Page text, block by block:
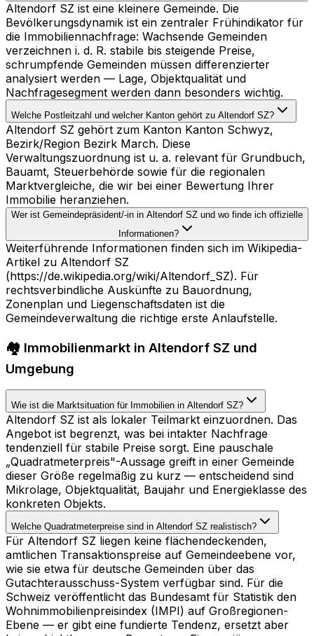
Altendorf SZ ist eine kleinere Gemeinde. Die
Bevölkerungsdynamik ist ein zentraler Frühindikator für
die Immobiliennachfrage: Wachsende Gemeinden
verzeichnen i. d. R. stabile bis steigende Preise,
schrumpfende Gemeinden müssen differenzierter
analysiert werden — Lage, Objektqualität und
Nachfragesegment werden dann besonders wichtig.
Welche Postleitzahl und welcher Kanton gehört zu Altendorf SZ?
Altendorf SZ gehört zum Kanton Kanton Schwyz,
Bezirk/Region Bezirk March. Diese
Verwaltungszuordnung ist u. a. relevant für Grundbuch,
Bauamt, Steuerbehörde sowie für die regionalen
Marktvergleiche, die wir bei einer Bewertung Ihrer
Immobilie heranziehen.
Wer ist Gemeindepräsident/-in in Altendorf SZ und wo finde ich offizielle
Informationen?
Weiterführende Informationen finden sich im Wikipedia-
Artikel zu Altendorf SZ
(https://de.wikipedia.org/wiki/Altendorf_SZ). Für
rechtsverbindliche Auskünfte zu Bauordnung,
Zonenplan und Liegenschaftsdaten ist die
Gemeindeverwaltung die richtige erste Anlaufstelle.
🏘️ Immobilienmarkt in Altendorf SZ und
Umgebung
Wie ist die Marktsituation für Immobilien in Altendorf SZ?
Altendorf SZ ist als lokaler Teilmarkt einzuordnen. Das
Angebot ist begrenzt, was bei intakter Nachfrage
tendenziell für stabile Preise sorgt. Eine pauschale
„Quadratmeterpreis"-Aussage greift in einer Gemeinde
dieser Größe regelmäßig zu kurz — entscheidend sind
Mikrolage, Objektqualität, Baujahr und Energieklasse des
konkreten Objekts.
Welche Quadratmeterpreise sind in Altendorf SZ realistisch?
Für Altendorf SZ liegen keine flächendeckenden,
amtlichen Transaktionspreise auf Gemeindeebene vor,
wie sie etwa für deutsche Gemeinden über das
Gutachterausschuss-System verfügbar sind. Für die
Schweiz veröffentlicht das Bundesamt für Statistik den
Wohnimmobilienpreisindex (IMPI) auf Großregionen-
Ebene — er gibt eine fundierte Tendenz, ersetzt aber